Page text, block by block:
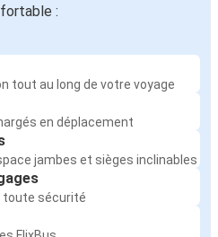
:
tout au long de votre voyage
en déplacement
jambes et sièges inclinables
toute sécurité